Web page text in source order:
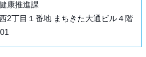
康推進課
2丁目１番地 まちきた大通ビル４階